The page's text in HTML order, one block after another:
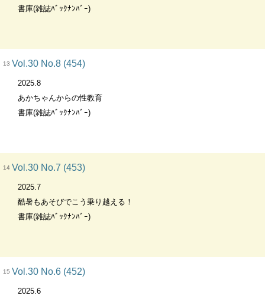
書庫(雑誌ﾊﾞｯｸﾅﾝﾊﾞｰ)
13 Vol.30 No.8 (454)
2025.8
あかちゃんからの性教育
書庫(雑誌ﾊﾞｯｸﾅﾝﾊﾞｰ)
14 Vol.30 No.7 (453)
2025.7
酷暑もあそびでこう乗り越える！
書庫(雑誌ﾊﾞｯｸﾅﾝﾊﾞｰ)
15 Vol.30 No.6 (452)
2025.6